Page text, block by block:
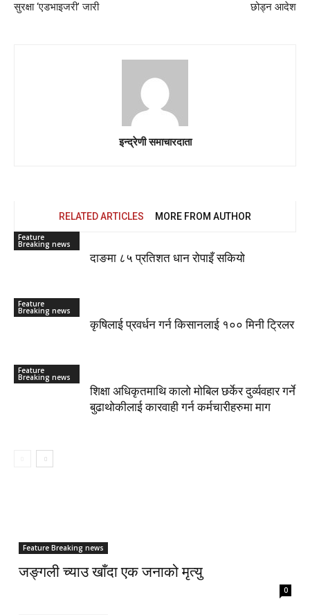
सुरक्षा ‘एडभाइजरी’ जारी
छोड्न आदेश
इन्द्रेणी समाचारदाता
RELATED ARTICLES MORE FROM AUTHOR
Feature
Breaking news
दाङमा ८५ प्रतिशत धान रोपाइँ सकियो
Feature
Breaking news
कृषिलाई प्रवर्धन गर्न किसानलाई १०० मिनी ट्रिलर
Feature
Breaking news
शिक्षा अधिकृतमाथि कालो मोबिल छर्केर दुर्व्यवहार गर्ने
बुढाथोकीलाई कारवाही गर्न कर्मचारीहरुमा माग
Feature Breaking news
जङ्गली च्याउ खाँदा एक जनाको मृत्यु
0